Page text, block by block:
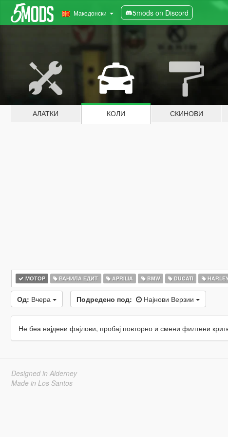
Македонски 5mods on Discord
АЛАТКИ КОЛИ СКИНОВИ
МОТОР ВАНИЛА ЕДИТ APRILIA BMW DUCATI
Од: Вчера Подредено под: Најнови Верзии
Не беа најдени фајлови, пробај повторно и смени филтени
Designed in Alderney
Made in Los Santos